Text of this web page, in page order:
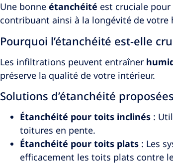
Une bonne étanchéité est cruciale
contribuant ainsi à la longévité de votre
Pourquoi l’étanchéité est-elle
Les infiltrations peuvent entraîner
préserve la qualité de votre intérieur.
Solutions d’étanchéité proposées
Étanchéité pour toits inclinés :
toitures en pente.
Étanchéité pour toits plats : Les
efficacement les toits plats contre